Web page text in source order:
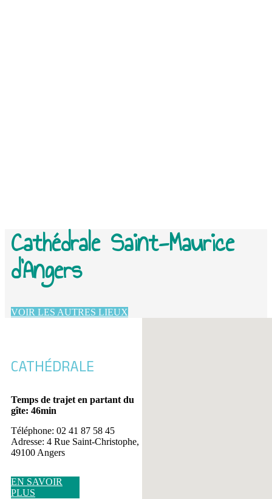
Cathédrale Saint-Maurice
d’Angers
VOIR LES AUTRES LIEUX
CATHÉDRALE
Temps de trajet en partant du
gîte: 46min
Téléphone: 02 41 87 58 45
Adresse: 4 Rue Saint-Christophe,
49100 Angers
EN SAVOIR
PLUS